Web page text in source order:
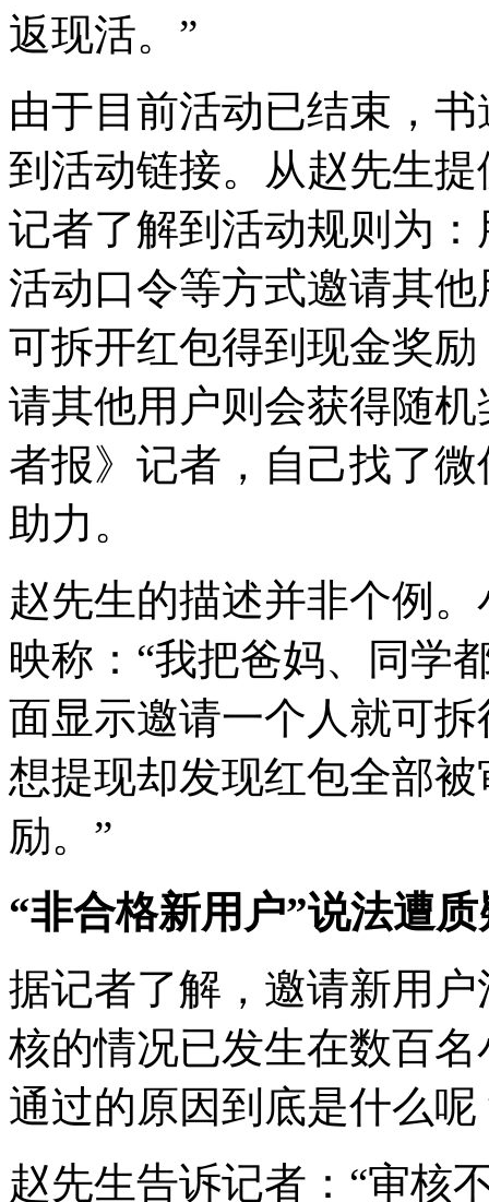
返现活。”
由于目前活动已结束，
到活动链接。从赵先生
记者了解到活动规则为
活动口令等方式邀请其
可拆开红包得到现金奖
请其他用户则会获得随
者报》记者，自己找了
助力。
赵先生的描述并非个例
映称：“我把爸妈、同学
面显示邀请一个人就可
想提现却发现红包全部被
励。”
“非合格新用户”说法遭质
据记者了解，邀请新用
核的情况已发生在数百
通过的原因到底是什么呢
赵先生告诉记者：“审核